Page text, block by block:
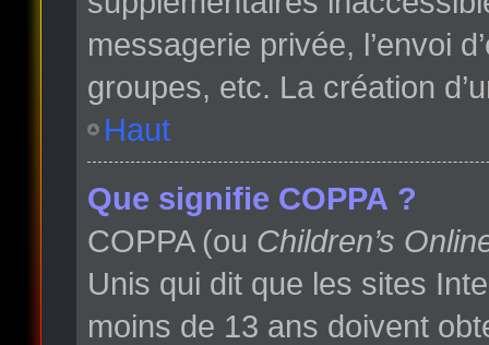
messagerie privée, l’envoi
groupes, etc. La création
Haut
Que signifie COPPA ?
COPPA (ou Children’s
Unis qui dit que les sites
moins de 13 ans doivent